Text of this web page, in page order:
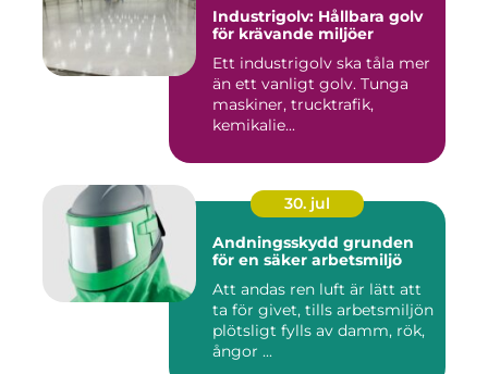
Industrigolv: Hållbara golv
för krävande miljöer
Ett industrigolv ska tåla mer
än ett vanligt golv. Tunga
maskiner, trucktrafik,
kemikalie...
30. jul
Andningsskydd grunden
för en säker arbetsmiljö
Att andas ren luft är lätt att
ta för givet, tills arbetsmiljön
plötsligt fylls av damm, rök,
ångor ...